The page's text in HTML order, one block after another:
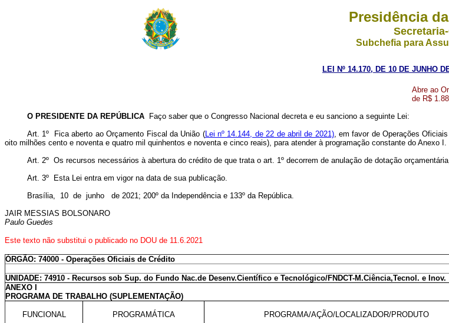
Presidência
Secretaria-
Subchefia para
LEI Nº 14.170, DE 10 DE JUNHO
Abre ao
de R$
O PRESIDENTE DA REPÚBLICA
Faço saber que o Congresso Nacional decreta e eu sanciono a seguinte Lei:
Art. 1º Fica aberto ao Orçamento Fiscal da União (Lei nº 14.144, de 22 de abril de 2021), em favor de Operações
oito milhões cento e noventa e quatro mil quinhentos e noventa e cinco reais), para atender à programação constante do Anexo I.
Art. 2º Os recursos necessários à abertura do crédito de que trata o art. 1º decorrem de anulação de dotação
Art. 3º Esta Lei entra em vigor na data de sua publicação.
Brasília, 10 de junho de 2021; 200º da Independência e 133º da República.
JAIR MESSIAS BOLSONARO
Paulo Guedes
Este texto não substitui o publicado no DOU de 11.6.2021
ÓRGÃO: 74000 - Operações Oficiais de Crédito
UNIDADE: 74910 - Recursos sob Sup. do Fundo Nac.de Desenv.Científico e Tecnológico/FNDCT-M.Ciência,Tecnol. e Inov.
ANEXO I
PROGRAMA DE TRABALHO (SUPLEMENTAÇÃO)
FUNCIONAL PROGRAMÁTICA PROGRAMA/AÇÃO/LOCALIZADOR/PRODUTO